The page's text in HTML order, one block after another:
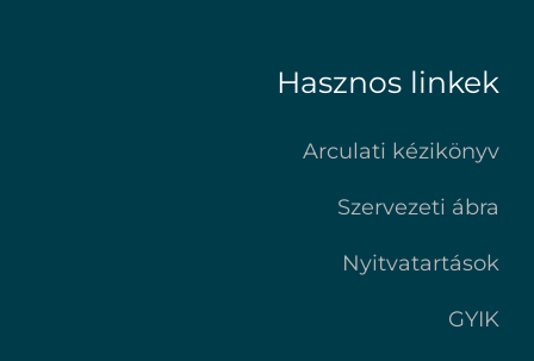
Hasznos linkek
Arculati kézikönyv
Szervezeti ábra
Nyitvatartások
GYIK